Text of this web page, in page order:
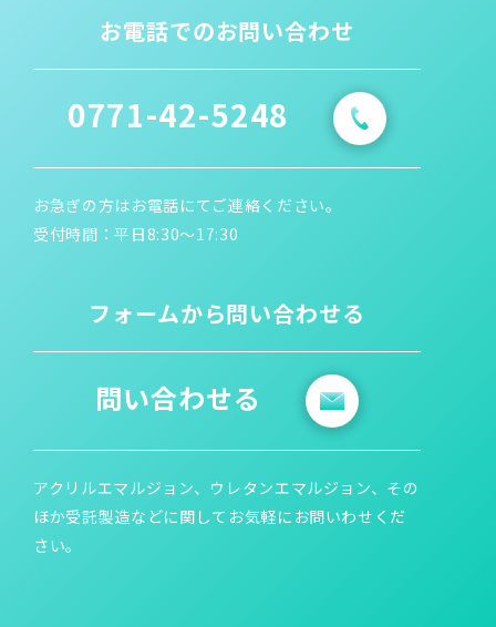
お電話でのお問い合わせ
0771-42-5248
お急ぎの方はお電話にてご連絡ください。
受付時間：平日8:30〜17:30
フォームから問い合わせる
問い合わせる
アクリルエマルジョン、ウレタンエマルジョン、その
ほか受託製造などに関してお気軽にお問いわせくだ
さい。